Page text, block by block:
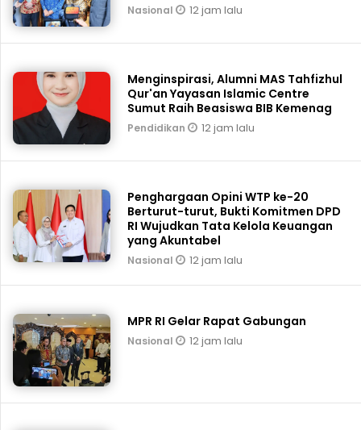
Nasional 12 jam lalu
Menginspirasi, Alumni MAS Tahfizhul
Qur'an Yayasan Islamic Centre
Sumut Raih Beasiswa BIB Kemenag
Pendidikan 12 jam lalu
Penghargaan Opini WTP ke-20
Berturut-turut, Bukti Komitmen DPD
RI Wujudkan Tata Kelola Keuangan
yang Akuntabel
Nasional 12 jam lalu
MPR RI Gelar Rapat Gabungan
Nasional 12 jam lalu